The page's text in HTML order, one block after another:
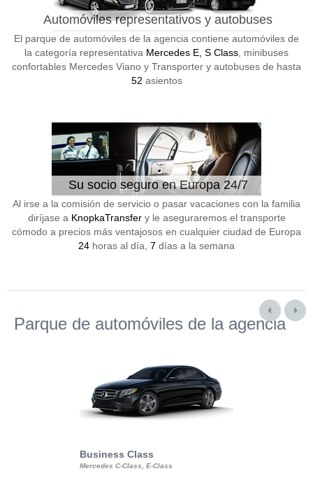
Automóviles representativos y autobuses
El parque de automóviles de la agencia contiene automóviles de
la categoría representativa Mercedes E, S Class , minibuses
confortables Mercedes Viano y Transporter y autobuses de hasta
52 asientos
Su socio seguro en Europa 24/7
Al irse a la comisión de servicio o pasar vacaciones con la familia
diríjase a KnopkaTransfery le aseguraremos el transporte
cómodo a precios más ventajosos en cualquier ciudad de Europa
24 horas al día, 7 días a la semana
Parque de automóviles de la agencia
Business Class
Mercedes C-Class, E-Class